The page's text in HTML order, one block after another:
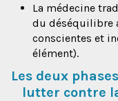
La médecine
du déséquilibre
conscientes et
élément).
Les deux
lutter contre